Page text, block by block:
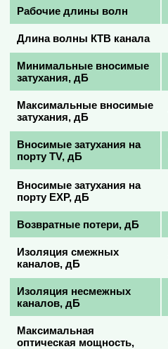
Рабочие длины волн
Длина волны КТВ канала
Минимальные вносимые
затухания, дБ
Максимальные вносимые
затухания, дБ
Вносимые затухания на
порту TV, дБ
Вносимые затухания на
порту EXP, дБ
Возвратные потери, дБ
Изоляция смежных
каналов, дБ
Изоляция несмежных
каналов, дБ
Максимальная
оптическая мощность,